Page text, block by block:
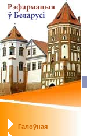
Галоўная